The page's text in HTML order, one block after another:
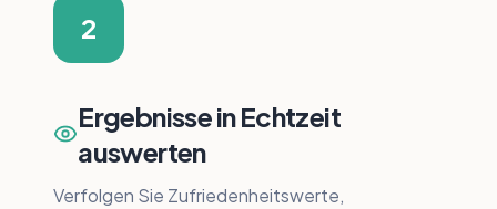
2
Ergebnisse in Echtzeit
auswerten
Verfolgen Sie Zufriedenheitswerte,